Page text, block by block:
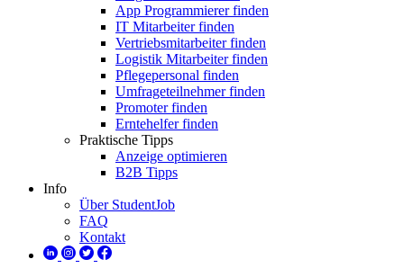
App Programmierer finden
IT Mitarbeiter finden
Vertriebsmitarbeiter finden
Logistik Mitarbeiter finden
Pflegepersonal finden
Umfrageteilnehmer finden
Promoter finden
Erntehelfer finden
Praktische Tipps
Anzeige optimieren
B2B Tipps
Info
Über StudentJob
FAQ
Kontakt